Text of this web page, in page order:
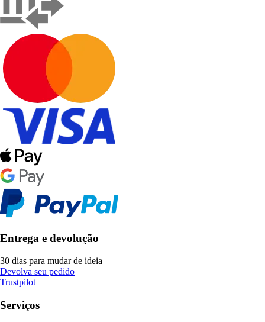
Entrega e devolução
30 dias para mudar de ideia
Devolva seu pedido
Trustpilot
Serviços